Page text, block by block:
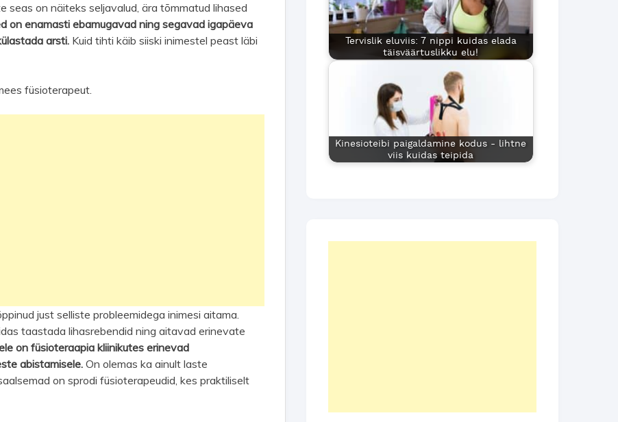
seas on näiteks seljavalud, ära tõmmatud lihased
on enamasti ebamugavad ning segavad igapäeva
arsti. Kuid tihti käib siiski inimestel peast läbi
füsioterapeut.
just selliste probleemidega inimesi aitama.
taastada lihasrebendid ning aitavad erinevate
on füsioteraapia kliinikutes erinevad
abistamisele. On olemas ka ainult laste
on sprodi füsioterapeudid, kes praktiliselt
Tervislik eluviis: 7 nippi kuidas elada
täisväärtuslikku elu!
Kinesioteibi paigaldamine kodus - lihtne
viis kuidas teipida